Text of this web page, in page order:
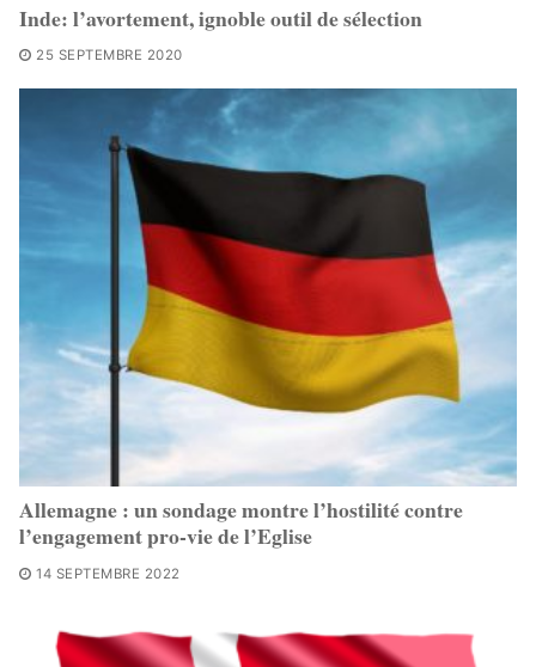
Inde: l’avortement, ignoble outil de sélection
25 SEPTEMBRE 2020
Allemagne : un sondage montre l’hostilité contre
l’engagement pro-vie de l’Eglise
14 SEPTEMBRE 2022